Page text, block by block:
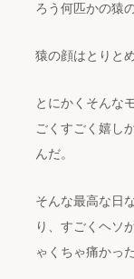
ろう何匹かの猿
猿の顔はとりと
とにかくそんな
ごくすごく嬉し
んだ。
そんな最高な日
り、すごくヘソ
ゃくちゃ痛かった